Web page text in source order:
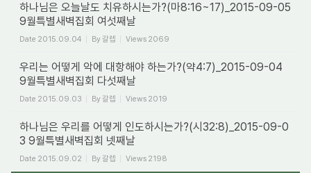
하나님은 오늘날도 치유하시는가?(마8:16~17)_2015-09-05
9월특별새벽집회 여섯째날
Date 2015.09.04 By갈렙 Views 2069
우리는 어떻게 악에 대항해야 하는가?(약4:7)_2015-09-04
9월특별새벽집회 다섯째날
Date 2015.09.03 By갈렙 Views 2019
하나님은 우리를 어떻게 인도하시는가?(시32:8)_2015-09-0
3 9월특별새벽집회 넷째날
Date 2015.09.02 By갈렙 Views 2198